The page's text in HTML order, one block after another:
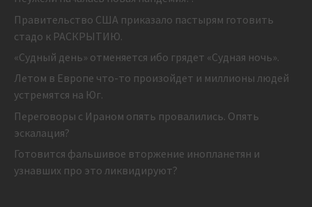
Правительство США приказало пастырям готовить
стадо к РАСКРЫТИЮ.
«Судный день» отменяется ибо грядет «Судная ночь».
Летом в Европе что-то произойдет и миллионы людей
устремятся на Юг.
Переговоры с Ираном опять провалились. Опять
эскалация?
Готовится фальшивое вторжение инопланетян и
узнавших про это ликвидируют?